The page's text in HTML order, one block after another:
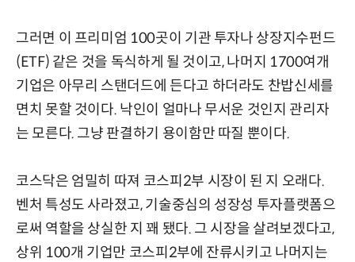
그러면 이 프리미엄 100곳이 기관 투자나 상장지수펀드
(ETF) 같은 것을 독식하게 될 것이고, 나머지 1700여개
기업은 아무리 스탠더드에 든다고 하더라도 찬밥신세를
면치 못할 것이다. 낙인이 얼마나 무서운 것인지 관리자
는 모른다. 그냥 판결하기 용이함만 따질 뿐이다.
코스닥은 엄밀히 따져 코스피2부 시장이 된 지 오래다.
벤처 특성도 사라졌고, 기술중심의 성장성 투자플랫폼으
로써 역할을 상실한 지 꽤 됐다. 그 시장을 살려보겠다고,
상위 100개 기업만 코스피2부에 잔류시키고 나머지는